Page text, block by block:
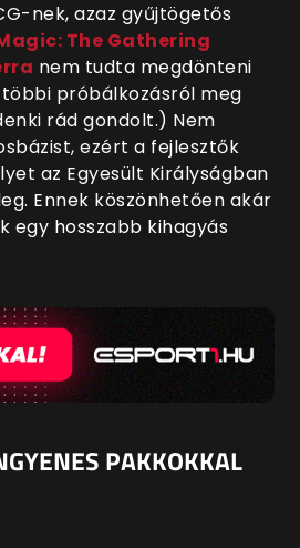
nek, azaz gyűjtögetős
The Gathering
nem tudta megdönteni
próbálkozásról meg
rád gondolt.) Nem
ezért a fejlesztők
az Egyesült Királyságban
Ennek köszönhetően akár
egy hosszabb kihagyás
PAKKOKKAL